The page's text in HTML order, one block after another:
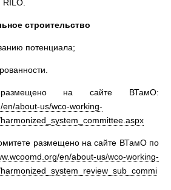
строительство
потенциала;
на сайте ВТамО:
en/about-us/wco-working-
размещено на сайте ВТамО по
en/about-us/wco-working-